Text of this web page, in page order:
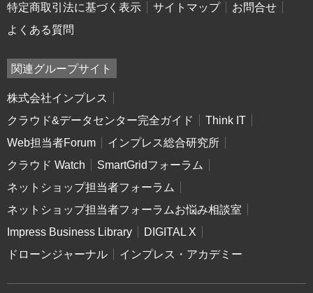
特定商取引法に基づく表示
サイトマップ
お問合せ
よくある質問
関連グループサイト
株式会社インプレス
クラウド&データセンター完全ガイド
Think IT
Web担当者Forum
インプレス総合研究所
クラウド Watch
SmartGridフォーラム
ネットショップ担当者フォーラム
ネットショップ担当者フォーラムお悩み相談室
Impress Business Library
DIGITAL X
ドローンジャーナル
インプレス・アカデミー